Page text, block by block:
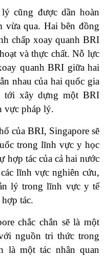
cũng được dần hoàn
vừa qua. Hai bên đồng
chấp xoay quanh BRI
và thực chất. Nỗ lực
quanh BRI giữa hai
nhau của hai quốc gia
tới xây dựng một BRI
vực pháp lý.
của BRI, Singapore sẽ
trong lĩnh vực y học
hợp tác của cả hai nước
lĩnh vực nghiên cứu,
lý trong lĩnh vực y tế
tác.
chắc chắn sẽ là một
nguồn tri thức trong
là một tác nhân quan